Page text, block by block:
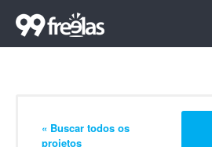
« Buscar todos os
projetos